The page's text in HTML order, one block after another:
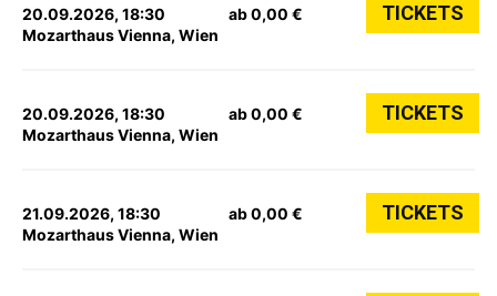
20.09.2026, 18:30
Mozarthaus Vienna, Wien
ab 0,00 € TICKETS
20.09.2026, 18:30
Mozarthaus Vienna, Wien
ab 0,00 € TICKETS
21.09.2026, 18:30
Mozarthaus Vienna, Wien
ab 0,00 € TICKETS